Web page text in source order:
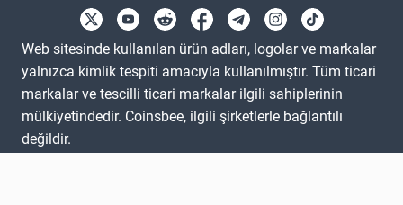
Web sitesinde kullanılan ürün adları, logolar ve markalar
yalnızca kimlik tespiti amacıyla kullanılmıştır. Tüm ticari
markalar ve tescilli ticari markalar ilgili sahiplerinin
mülkiyetindedir. Coinsbee, ilgili şirketlerle bağlantılı
değildir.